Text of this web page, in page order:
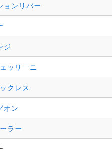
ョンリバー
ジ
ッリーニ
クレス
オン
ラー